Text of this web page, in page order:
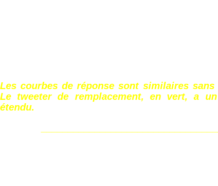
Les courbes de réponse sont similaires
Le tweeter de remplacement, en vert, a
étendu.